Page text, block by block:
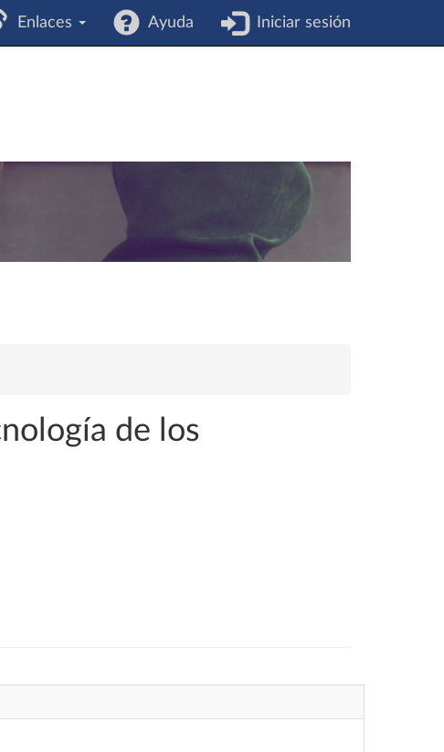
Enlaces Ayuda Iniciar sesión
de los